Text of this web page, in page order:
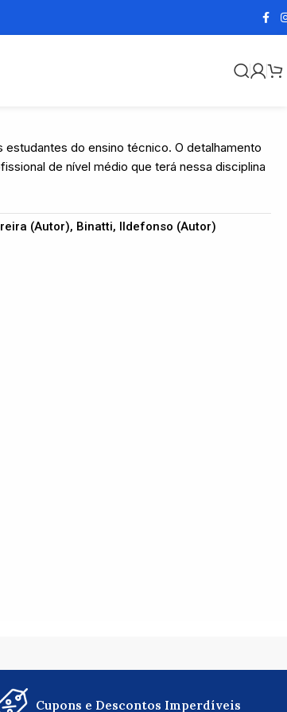
do ensino técnico. O detalhamento
de nível médio que terá nessa disciplina
(Autor), Binatti, Ildefonso (Autor)
Cupons e Descontos Imperdíveis